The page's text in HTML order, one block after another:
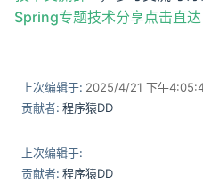
Spring专题技术分享点击直达
上次编辑于: 2025/4/21 下午
贡献者: 程序猿DD
上次编辑于:
贡献者: 程序猿DD